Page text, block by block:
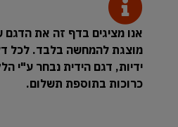
אנו מציגים בדף זה את
מוצגת להמחשה בלבד. לכל
ידיות, דגם הידית נבחר ע"י
כרוכות בתוספת תשלום.